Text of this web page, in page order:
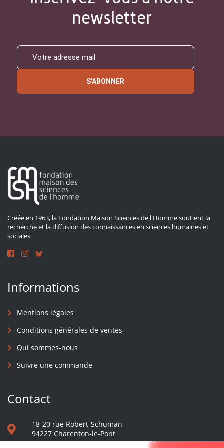
newsletter
S'ABONNER
Créée en 1963, la Fondation Maison Sciences de l'Homme soutient la
recherche et la diffusion des connaissances en sciences humaines et
sociales.
Informations
Mentions légales
Conditions générales de ventes
Qui sommes-nous
Suivre une commande
Contact
18-20 rue Robert-Schuman
94227 Charenton-le-Pont